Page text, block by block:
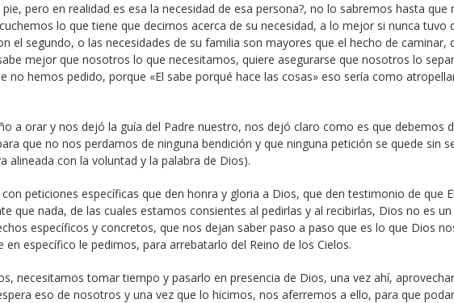
pero en realidad es esa la necesidad de esa persona?, no lo sabremos hasta que
lo que tiene que decirnos acerca de su necesidad, a lo mejor si nunca tuvo
el segundo, o las necesidades de su familia son mayores que el hecho de caminar,
mejor que nosotros lo que necesitamos, quiere asegurarse que nosotros lo
no hemos pedido, porque «El sabe porqué hace las cosas» eso sería como
a orar y nos dejó la guía del Padre nuestro, nos dejó claro como es que debemos
que no nos perdamos de ninguna bendición y que ninguna petición se quede sin
alineada con la voluntad y la palabra de Dios).
peticiones específicas que den honra y gloria a Dios, que den testimonio de que
que nada, de las cuales estamos consientes al pedirlas y al recibirlas, Dios no es
específicos y concretos, que nos dejan saber paso a paso que es lo que Dios
específico le pedimos, para arrebatarlo del Reino de los Cielos.
necesitamos tomar tiempo y pasarlo en presencia de Dios, una vez ahí,
eso de nosotros y una vez que lo hicimos, nos aferremos a ello, para que